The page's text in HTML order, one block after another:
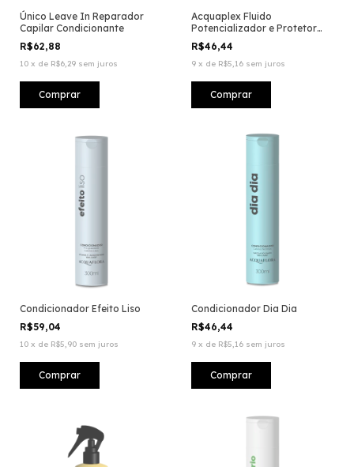
Único Leave In Reparador
Capilar Condicionante
R$62,88
10 x de R$6,29 sem juros
Acquaplex Fluido
Potencializador e Protetor
para Descoloração
R$46,44
9 x de R$5,16 sem juros
Condicionador Efeito Liso
R$59,04
10 x de R$5,90 sem juros
Condicionador Dia Dia
R$46,44
9 x de R$5,16 sem juros